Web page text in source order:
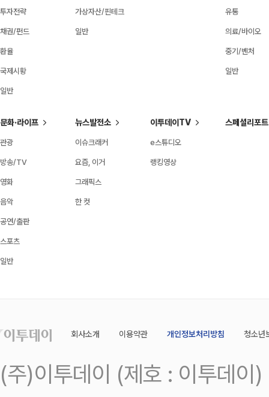
투자전략
채권/펀드
환율
국제시황
일반
가상자산/핀테크
일반
유통
의료/바이오
중기/벤처
일반
문화·라이프
관광
방송/TV
영화
음악
공연/출판
스포츠
일반
뉴스발전소
이슈크래커
요즘, 이거
그래픽스
한 컷
이투데이TV
e스튜디오
랭킹영상
스페셜리포트
회사소개 이용약관 개인정보처리방침 청소년
(주)이투데이 (제호 : 이투데